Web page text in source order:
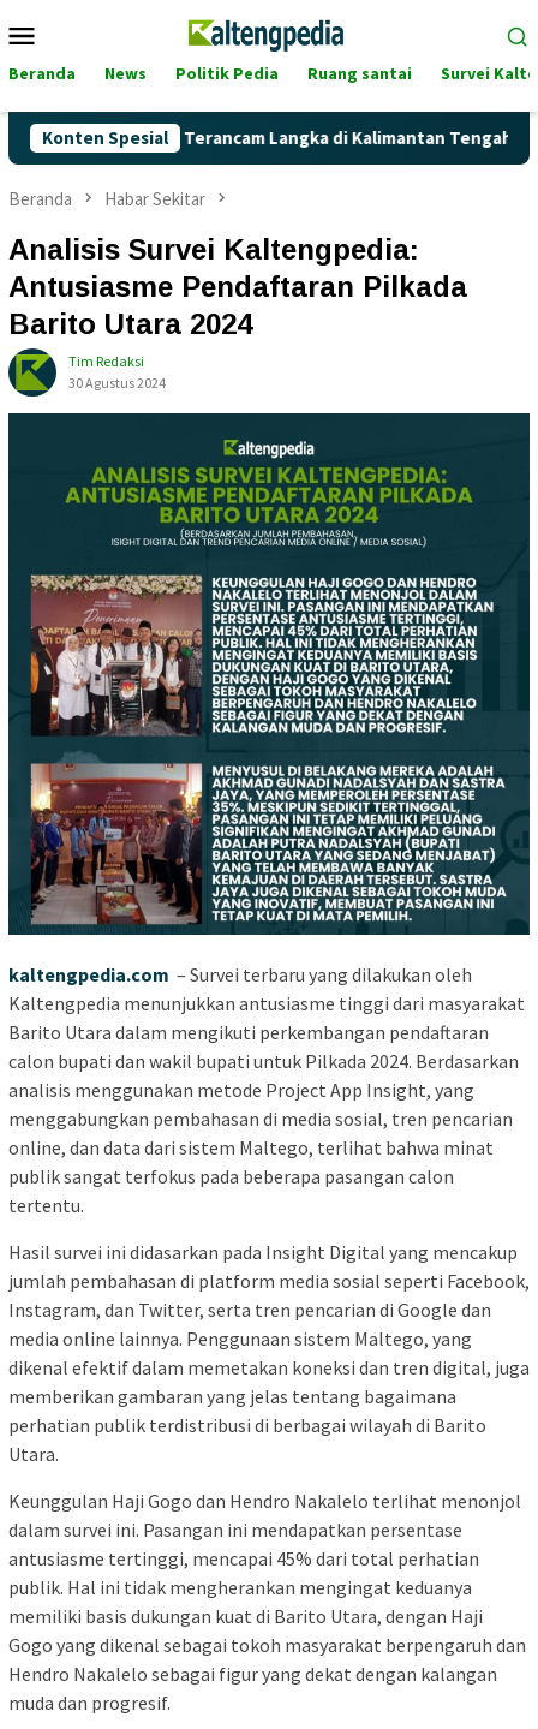
ke
Mobile
Beranda News Politik Pedia Ruang santai Survei
Konten Spesial
Terancam Langka di Kalimantan Tengah?
Beranda Habar Sekitar
Analisis Survei Kaltengpedia:
Antusiasme Pendaftaran Pilkada
Barito Utara 2024
Tim Redaksi
30 Agustus 2024
kaltengpedia.com – Survei terbaru yang dilakukan oleh
Kaltengpedia menunjukkan antusiasme tinggi dari masyarakat
Barito Utara dalam mengikuti perkembangan pendaftaran
calon bupati dan wakil bupati untuk Pilkada 2024. Berdasarkan
analisis menggunakan metode Project App Insight, yang
menggabungkan pembahasan di media sosial, tren pencarian
online, dan data dari sistem Maltego, terlihat bahwa minat
publik sangat terfokus pada beberapa pasangan calon
tertentu.
Hasil survei ini didasarkan pada Insight Digital yang mencakup
jumlah pembahasan di platform media sosial seperti Facebook,
Instagram, dan Twitter, serta tren pencarian di Google dan
media online lainnya. Penggunaan sistem Maltego, yang
dikenal efektif dalam memetakan koneksi dan tren digital, juga
memberikan gambaran yang jelas tentang bagaimana
perhatian publik terdistribusi di berbagai wilayah di Barito
Utara.
Keunggulan Haji Gogo dan Hendro Nakalelo terlihat menonjol
dalam survei ini. Pasangan ini mendapatkan persentase
antusiasme tertinggi, mencapai 45% dari total perhatian
publik. Hal ini tidak mengherankan mengingat keduanya
memiliki basis dukungan kuat di Barito Utara, dengan Haji
Gogo yang dikenal sebagai tokoh masyarakat berpengaruh dan
Hendro Nakalelo sebagai figur yang dekat dengan kalangan
muda dan progresif.